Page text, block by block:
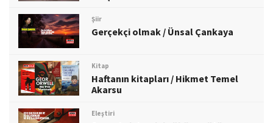
Şiir
Gerçekçi olmak / Ünsal Çankaya
Kitap
Haftanın kitapları / Hikmet Temel
Akarsu
Eleştiri